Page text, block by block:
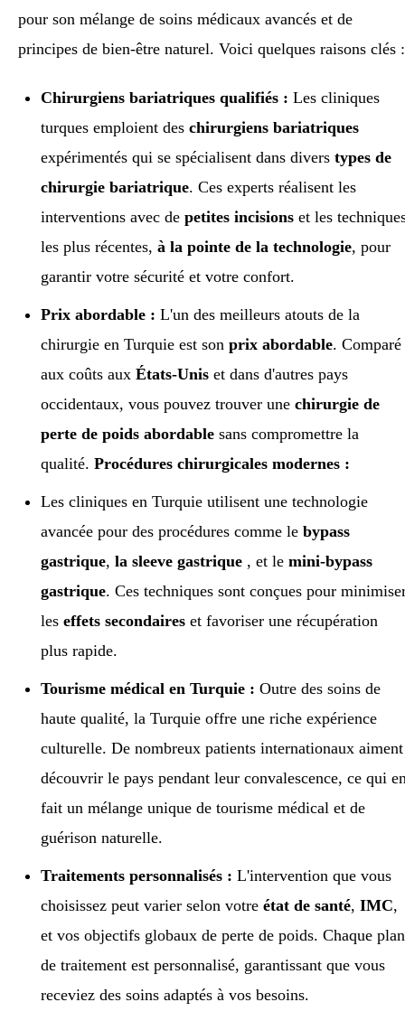
pour son mélange de soins médicaux avancés et de
principes de bien-être naturel. Voici quelques raisons clés :
Chirurgiens bariatriques qualifiés :Les cliniques
turques emploient deschirurgiens bariatriques
expérimentés qui se spécialisent dans diverstypes de
chirurgie bariatrique. Ces experts réalisent les
interventions avec depetites incisions et les
les plus récentes,à la pointe de la technologie, pour
garantir votre sécurité et votre confort.
Prix abordable :L'un des meilleurs atouts de la
chirurgie en Turquie est sonprix abordable. Comparé
aux coûts auxÉtats-Unis et dans d'autres pays
occidentaux, vous pouvez trouver unechirurgie de
perte de poids abordable sans compromettre la
qualité.Procédures chirurgicales modernes :
Les cliniques en Turquie utilisent une technologie
avancée pour des procédures comme lebypass
gastrique,la sleeve gastrique , et lemini-bypass
gastrique. Ces techniques sont conçues pour
leseffets secondaires et favoriser une récupération
plus rapide.
Tourisme médical en Turquie :Outre des soins de
haute qualité, la Turquie offre une riche expérience
culturelle. De nombreux patients internationaux aiment
découvrir le pays pendant leur convalescence, ce qui
fait un mélange unique de tourisme médical et de
guérison naturelle.
Traitements personnalisés :L'intervention que vous
choisissez peut varier selon votreétat de santé,IMC,
et vos objectifs globaux de perte de poids. Chaque plan
de traitement est personnalisé, garantissant que vous
receviez des soins adaptés à vos besoins.